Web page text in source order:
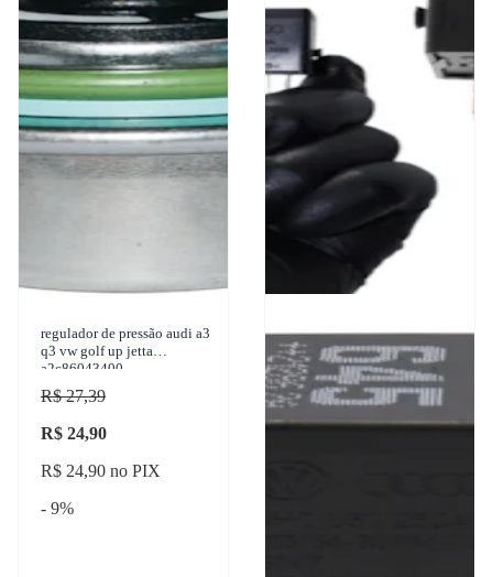
regulador de pressão audi a3
q3 vw golf up jetta
a2c86043400
R$ 27,39
R$ 24,90
R$ 24,90 no PIX
- 9%